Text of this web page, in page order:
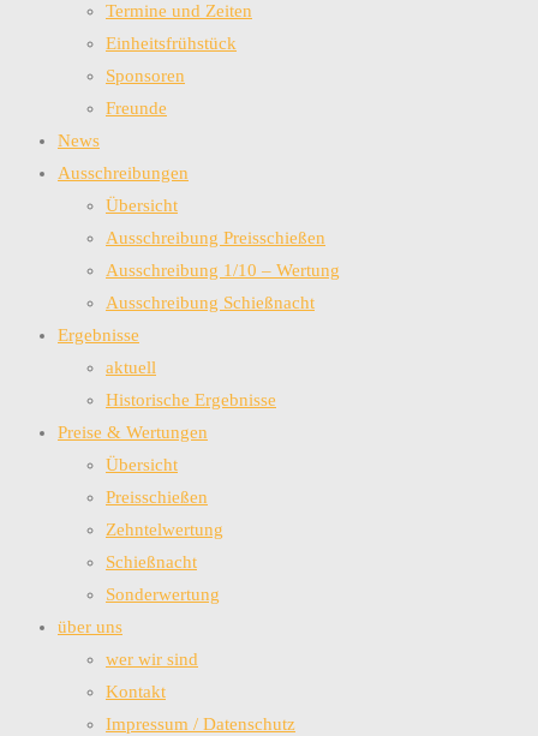
Termine und Zeiten
Einheitsfrühstück
Sponsoren
Freunde
News
Ausschreibungen
Übersicht
Ausschreibung Preisschießen
Ausschreibung 1/10 – Wertung
Ausschreibung Schießnacht
Ergebnisse
aktuell
Historische Ergebnisse
Preise & Wertungen
Übersicht
Preisschießen
Zehntelwertung
Schießnacht
Sonderwertung
über uns
wer wir sind
Kontakt
Impressum / Datenschutz